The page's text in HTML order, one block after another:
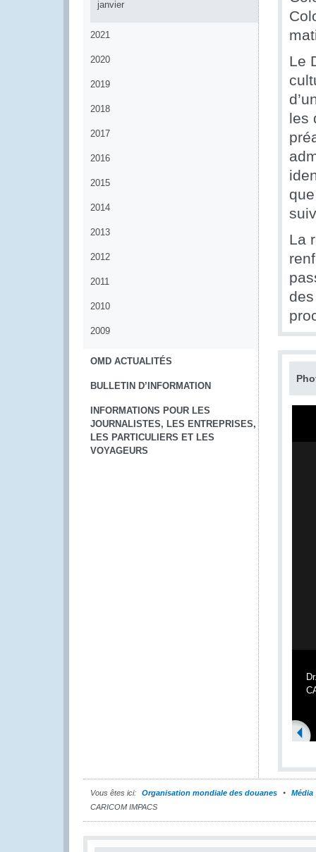
janvier
2021
2020
2019
2018
2017
2016
2015
2014
2013
2012
2011
2010
2009
OMD ACTUALITÉS
BULLETIN D’INFORMATION
INFORMATIONS POUR LES
JOURNALISTES, LES ENTREPRISES,
LES PARTICULIERS ET LES
VOYAGEURS
Le
les
La
Vous êtes ici: Organisation mondiale des douanes
Média
CARICOM IMPACS